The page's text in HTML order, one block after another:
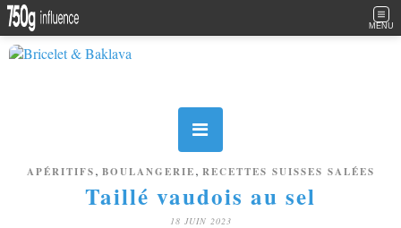
MENU
APÉRITIFS, BOULANGERIE, RECETTES SUISSES SALÉES
Taillé vaudois au sel
18 JUIN 2023